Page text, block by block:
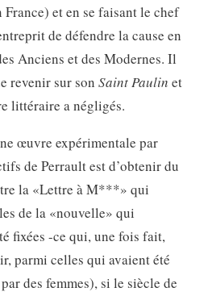
et en se faisant le chef
de défendre la cause en
Anciens et des Modernes. Il
revenir sur son Saint Paulin et
littéraire a négligés.
œuvre expérimentale par
de Perrault est d’obtenir du
la «Lettre à M***» qui
de la «nouvelle» qui
fixées -ce qui, une fois fait,
parmi celles qui avaient été
des femmes), si le siècle de